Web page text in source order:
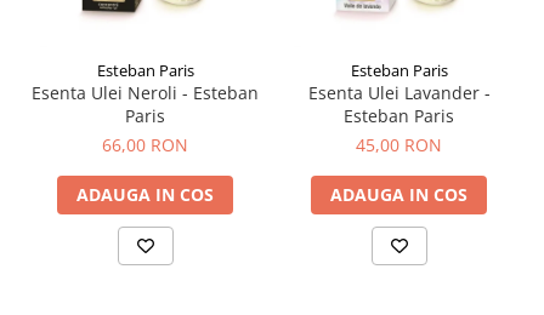
Esteban Paris
Esenta Ulei Neroli - Esteban
Paris
66,00 RON
ADAUGA IN COS
Esteban Paris
Esenta Ulei Lavander -
Esteban Paris
45,00 RON
ADAUGA IN COS